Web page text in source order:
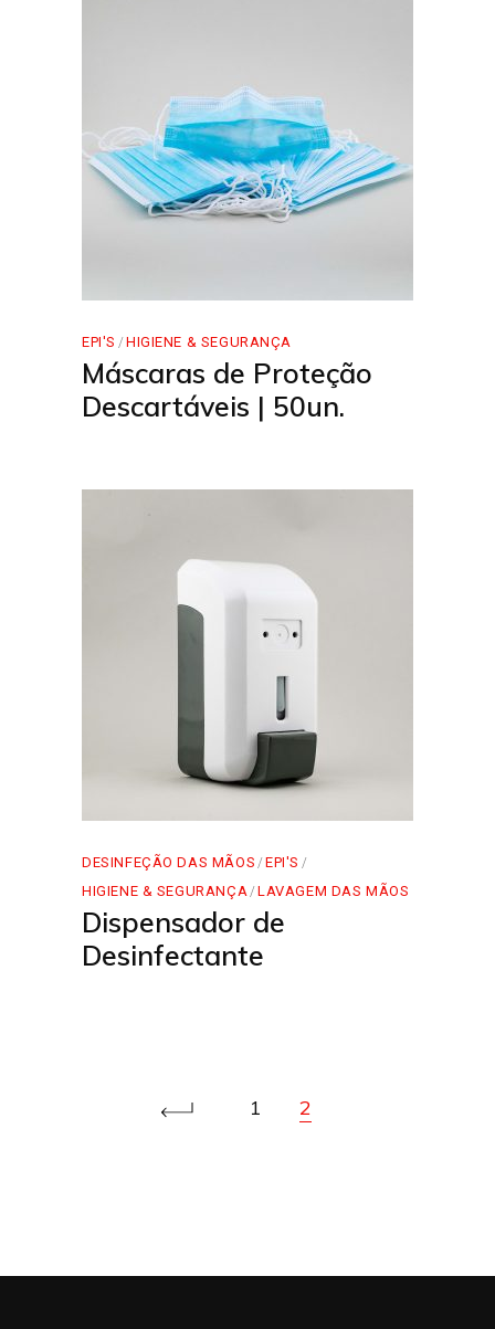
EPI'S HIGIENE & SEGURANÇA
Máscaras de Proteção
Descartáveis | 50un.
DESINFEÇÃO DAS MÃOS
EPI'S
HIGIENE & SEGURANÇA
LAVAGEM DAS MÃOS
Dispensador de
Desinfectante
1 2